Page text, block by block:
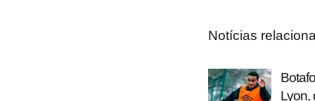
Notícias
Lyon,